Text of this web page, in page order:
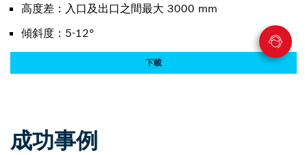
高度差：入口及出口之間最大 3000 mm
傾斜度：5-12°
下載
成功事例